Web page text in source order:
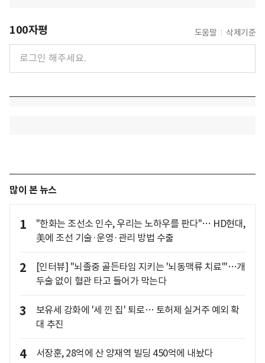
100자평 도움말 삭제기준
많이 본 뉴스
1
"한화는 조선소 인수, 우리는 노하우를 판다"… HD현대,
美에 조선 기술·운영·관리 방법 수출
2
[인터뷰] "뇌졸중 골든타임 지키는 '뇌동맥류 치료'"…개
두술 없이 혈관 타고 들어가 막는다
3
보유세 강화에 '세 낀 집' 퇴로… 토허제 실거주 예외 확
대 추진
4 서장훈, 28억에 산 양재역 빌딩 450억에 내놨다